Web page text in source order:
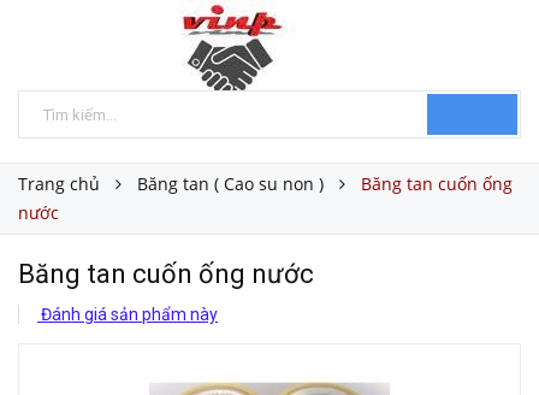
Trang chủ Băng tan ( Cao su non )
Băng tan cuốn ống
nước
Băng tan cuốn ống nước
Đánh giá sản phẩm này